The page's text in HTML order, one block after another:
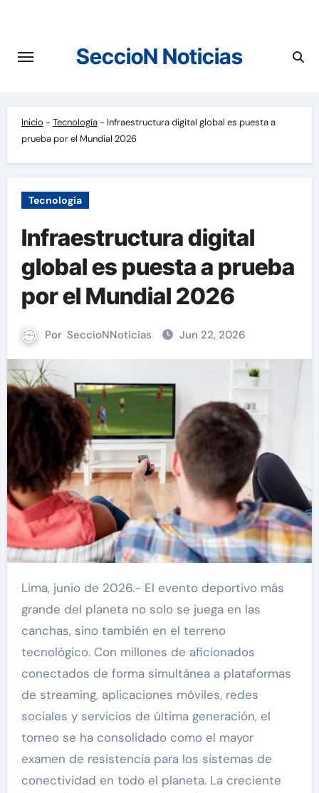
contenido
SeccioN Noticias
Inicio - Tecnología- Infraestructura digital global es puesta a
prueba por el Mundial 2026
Tecnología
Infraestructura digital
global es puesta a prueba
por el Mundial 2026
Por SeccioNNoticias Jun 22, 2026
Lima, junio de 2026.- El evento deportivo más
grande del planeta no solo se juega en las
canchas, sino también en el terreno
tecnológico. Con millones de aficionados
conectados de forma simultánea a plataformas
de streaming, aplicaciones móviles, redes
sociales y servicios de última generación, el
torneo se ha consolidado como el mayor
examen de resistencia para los sistemas de
conectividad en todo el planeta. La creciente